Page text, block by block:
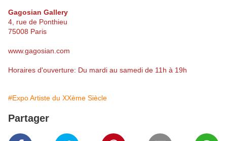
Gagosian Gallery
4, rue de Ponthieu
75008 Paris
www.gagosian.com
Horaires d'ouverture: Du mardi au samedi de 11h à 19h
#Expo Artiste du XXème Siècle
Partager